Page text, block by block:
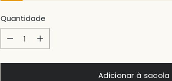
Quantidade
Quantidade
Adicionar à sacola